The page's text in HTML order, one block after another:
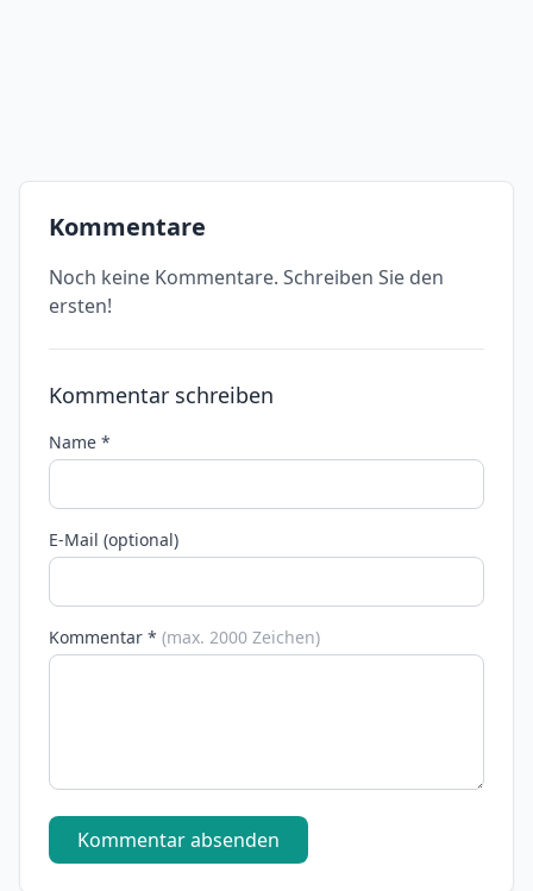
Kommentare
Noch keine Kommentare. Schreiben Sie den
ersten!
Kommentar schreiben
Name *
E-Mail (optional)
Kommentar * (max. 2000 Zeichen)
Kommentar absenden